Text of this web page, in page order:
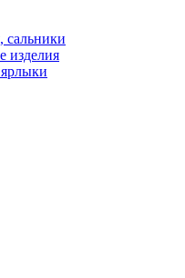
сальники
изделия